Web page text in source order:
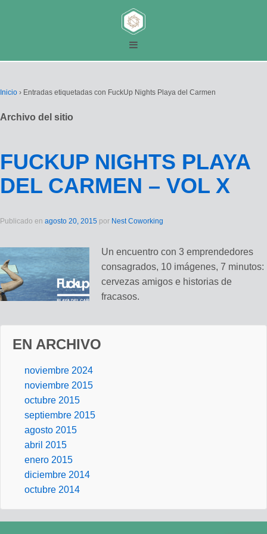
Inicio › Entradas etiquetadas con FuckUp Nights Playa del Carmen
Archivo del sitio
FUCKUP NIGHTS PLAYA
DEL CARMEN – VOL X
Publicado en agosto 20, 2015 por Nest Coworking
Un encuentro con 3 emprendedores
consagrados, 10 imágenes, 7 minutos:
cervezas amigos e historias de
fracasos.
Carmen,Historias de fracaso
EN ARCHIVO
noviembre 2024
noviembre 2015
octubre 2015
septiembre 2015
agosto 2015
abril 2015
enero 2015
diciembre 2014
octubre 2014